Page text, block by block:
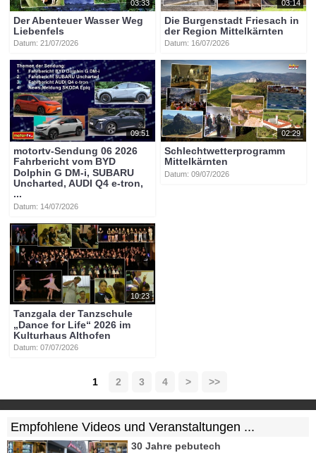
03:33
Der Abenteuer Wasser Weg
Liebenfels
Datum: 21/07/2026
03:14
Die Burgenstadt Friesach in
der Region Mittelkärnten
Datum: 16/07/2026
09:51
motortv-Sendung 06 2026
Fahrbericht vom BYD
Dolphin G DM-i, SUBARU
Uncharted, AUDI Q4 e-tron,
...
Datum: 14/07/2026
02:29
Schlechtwetterprogramm
Mittelkärnten
Datum: 09/07/2026
10:23
Tanzgala der Tanzschule
„Dance for Life“ 2026 im
Kulturhaus Althofen
Datum: 07/07/2026
1 2 3 4 > >>
Empfohlene Videos und Veranstaltungen ...
30 Jahre pebutech